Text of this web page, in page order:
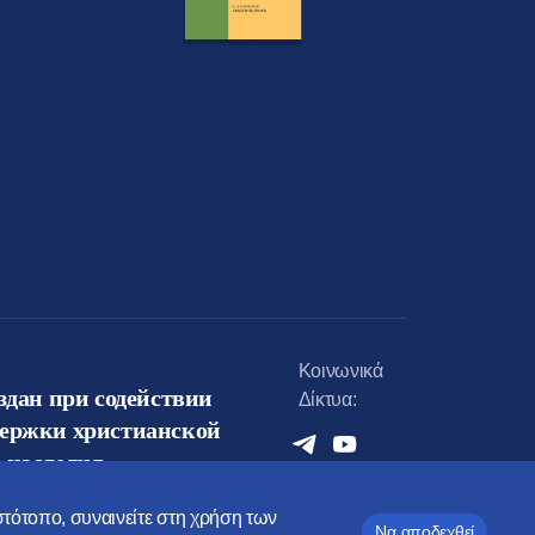
συναινείτε στη χρήση των
при содействии
христианской
Κοινωνικά
Δίκτυα: